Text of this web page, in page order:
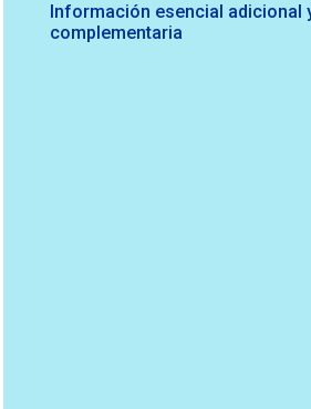
Información esencial adicional
complementaria